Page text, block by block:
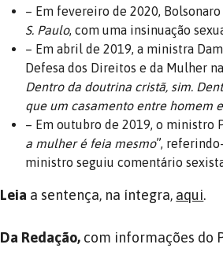
– Em fevereiro de 2020,
S. Paulo, com uma insinuação
– Em abril de 2019, a ministra
Defesa dos Direitos e da Mulher
Dentro da doutrina cristã, sim.
que um casamento entre homem
– Em outubro de 2019, o ministro
a mulher é feia mesmo”,
ministro seguiu comentário
Leia a sentença, na íntegra, aqui.
Da Redação, com informações do